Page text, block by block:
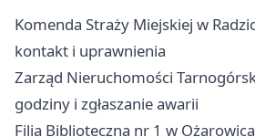
Komenda Straży Miejskiej w
kontakt i uprawnienia
Zarząd Nieruchomości
godziny i zgłaszanie awarii
Filia Biblioteczna nr 1 w